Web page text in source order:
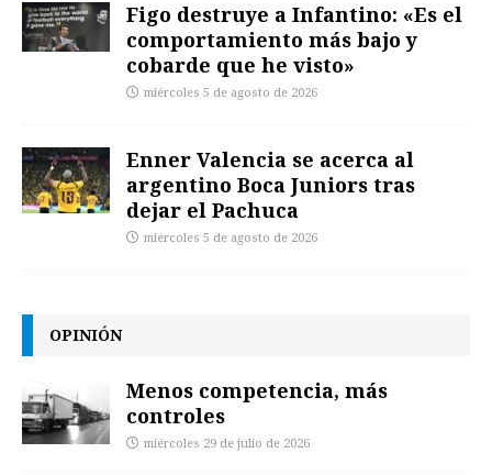
Figo destruye a Infantino: «Es el
comportamiento más bajo y
cobarde que he visto»
miércoles 5 de agosto de 2026
Enner Valencia se acerca al
argentino Boca Juniors tras
dejar el Pachuca
miércoles 5 de agosto de 2026
OPINIÓN
Menos competencia, más
controles
miércoles 29 de julio de 2026